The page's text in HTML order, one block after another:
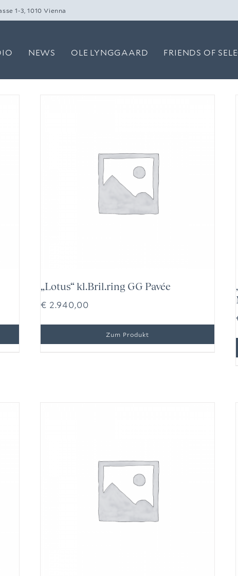
1-3, 1010 Vienna
NEWS OLE LYNGGAARD FRIENDS OF
„Lotus“ kl.Bril.ring GG Pavée
€ 2.940,00